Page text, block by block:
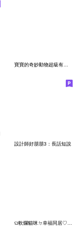
寶寶的奇妙動物超級有夠可愛
設計師好朋朋3：長話短說
ଘ軟爛貓咪ㄉ幸福同居♡✧（魚魚）